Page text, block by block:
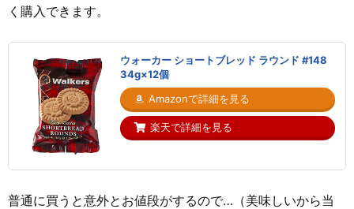
く購入できます。
ウォーカー ショートブレッド ラウンド #148
34g×12個
Amazonで詳細を見る
楽天で詳細を見る
普通に買うと意外とお値段がするので…（美味しいから当